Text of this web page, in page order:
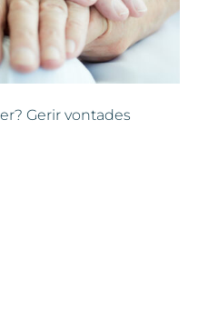
Gerir vontades